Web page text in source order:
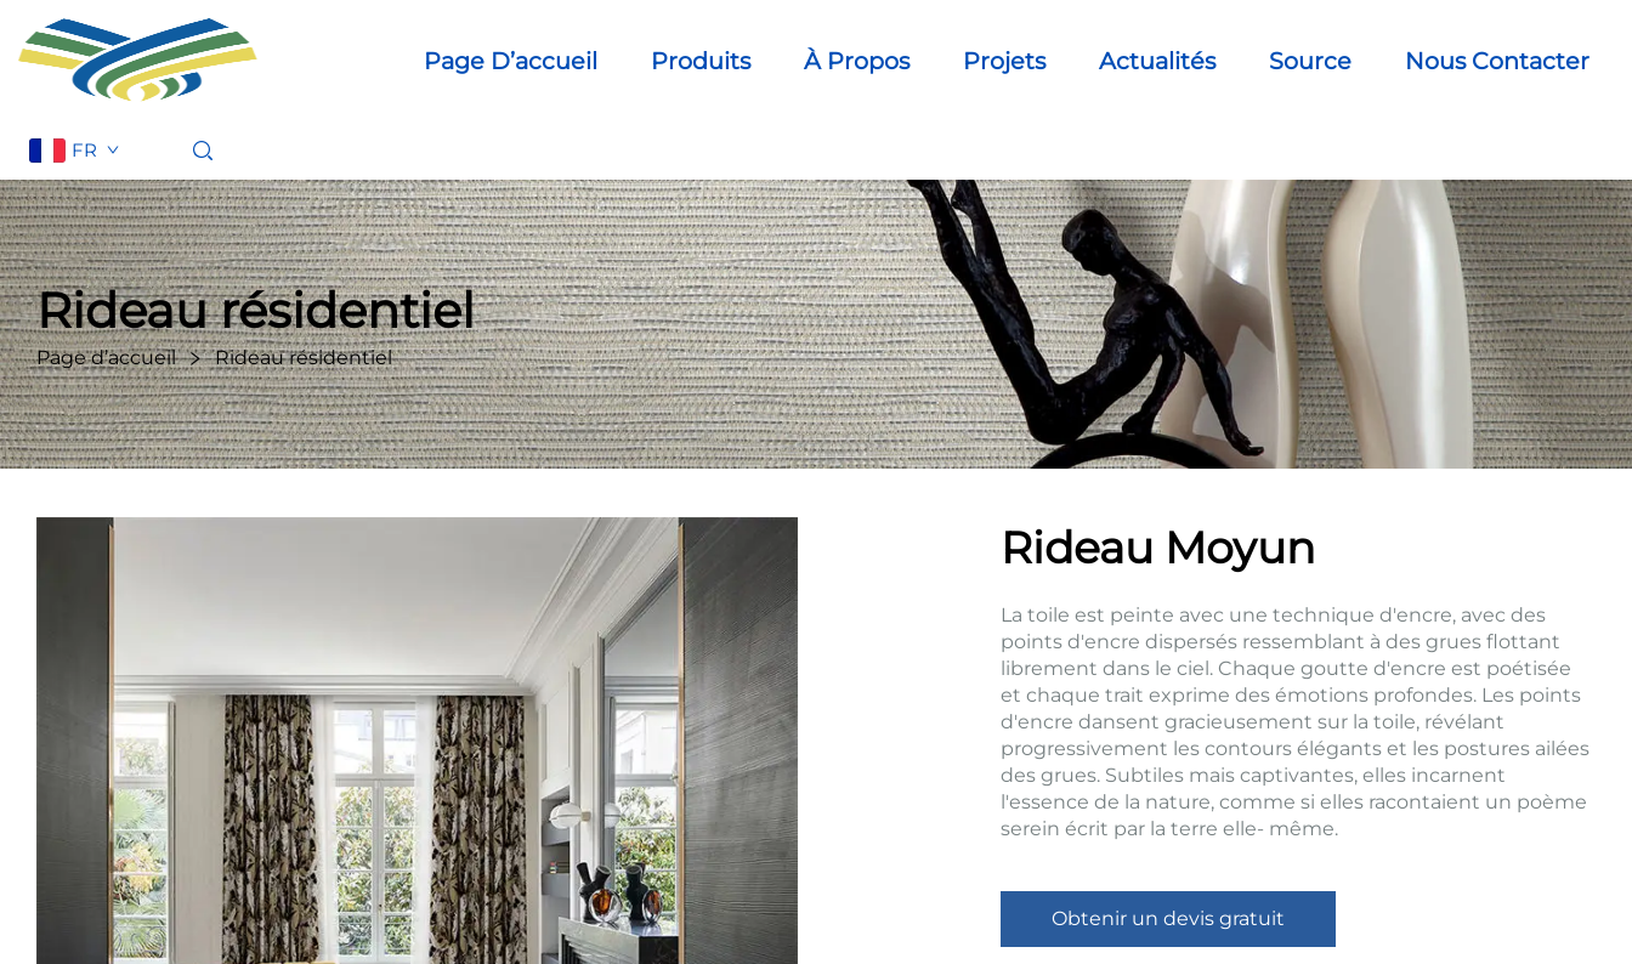
Page D’accueil Produits À Propos Projets Actualités Source Nous Contacter
FR
Rideau résidentiel
Page d’accueil Rideau résidentiel
Rideau Moyun
La toile est peinte avec une technique d'encre, avec des
points d'encre dispersés ressemblant à des grues flottant
librement dans le ciel. Chaque goutte d'encre est poétisée
et chaque trait exprime des émotions profondes. Les points
d'encre dansent gracieusement sur la toile, révélant
progressivement les contours élégants et les postures ailées
des grues. Subtiles mais captivantes, elles incarnent
l'essence de la nature, comme si elles racontaient un poème
serein écrit par la terre elle- même.
Obtenir un devis gratuit